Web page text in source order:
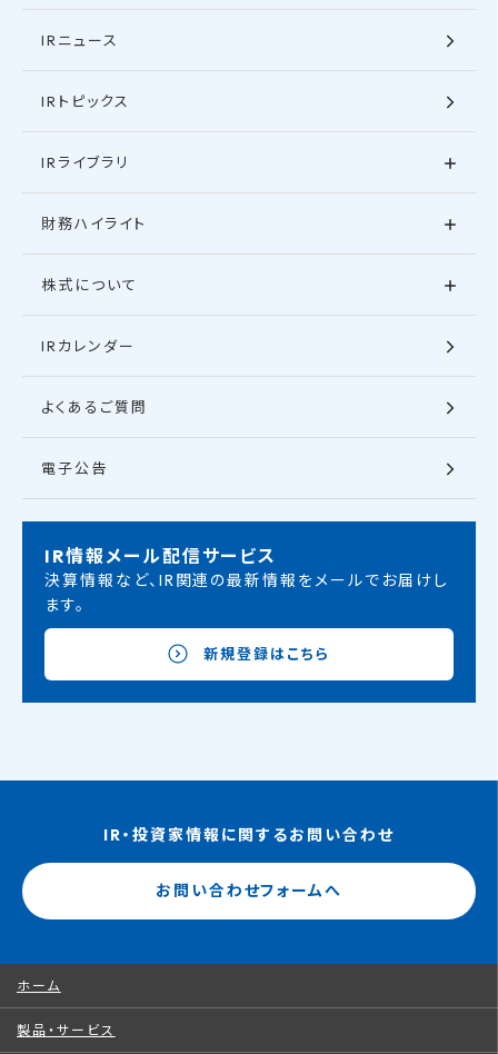
IRニュース
IRトピックス
IRライブラリ
財務ハイライト
株式について
IRカレンダー
よくあるご質問
電子公告
IR情報メール配信サービス
決算情報など、IR関連の最新情報をメールでお届けし
ます。
新規登録はこちら
IR・投資家情報に関するお問い合わせ
お問い合わせフォームへ
ホーム
製品・サービス